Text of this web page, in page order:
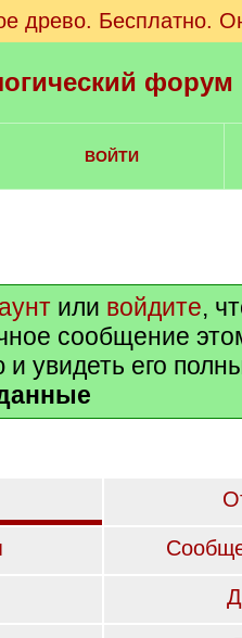
древо. Бесплатно.
ВОЙТИ
или войдите,
сообщение
и увидеть его